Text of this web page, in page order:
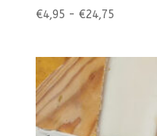
€4,95 - €24,75